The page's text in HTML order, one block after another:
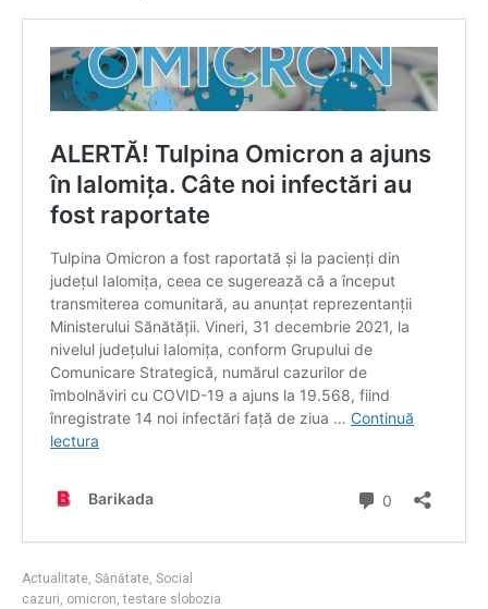
Actualitate, Sănătate, Social
cazuri, omicron,testare slobozia